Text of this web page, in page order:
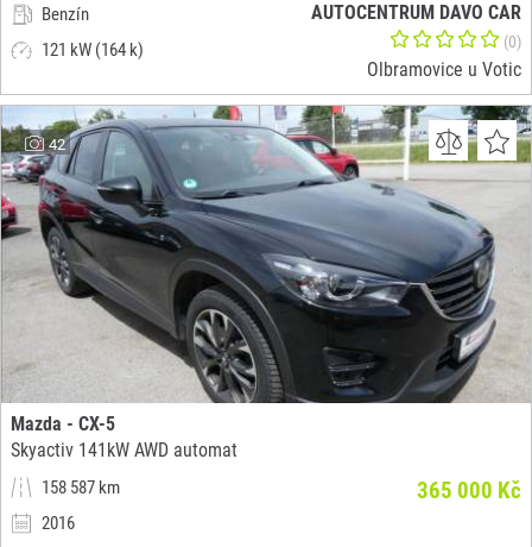
Benzín
121 kW (164 k)
AUTOCENTRUM DAVO CAR
(0)
Olbramovice u Votic
42
Mazda - CX-5
Skyactiv 141kW AWD automat
158 587 km
2016
365 000 Kč